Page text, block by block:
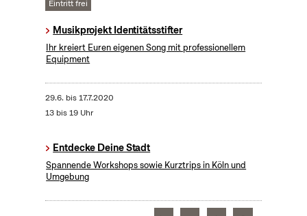
Eintritt frei
Musikprojekt Identitätsstifter
Ihr kreiert Euren eigenen Song mit professionellem
Equipment
29.6. bis17.7.2020
13 bis 19 Uhr
Entdecke Deine Stadt
Spannende Workshops sowie Kurztrips in Köln und
Umgebung